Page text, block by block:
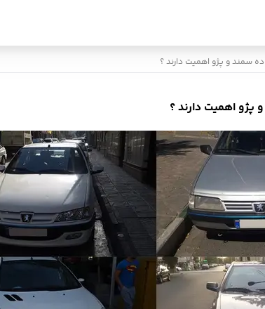
سمند و پژو اهمیت دارند ؟
پژو اهمیت دارند ؟